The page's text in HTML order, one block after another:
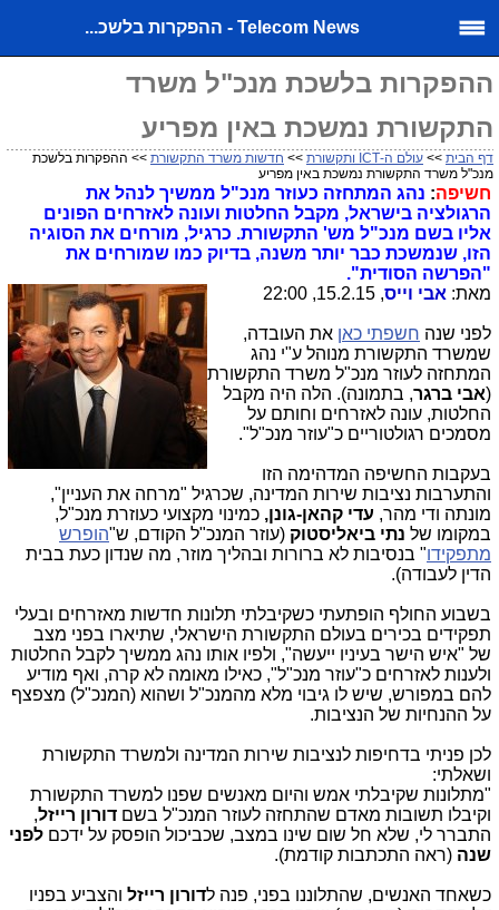
Telecom News - ההפקרות בלשכ...
ההפקרות בלשכת מנכ"ל משרד
התקשורת נמשכת באין מפריע
דף הבית >> עולם ה-ICT ותקשורת >> חדשות משרד התקשורת >> ההפקרות בלשכת
מנכ"ל משרד התקשורת נמשכת באין מפריע
חשיפה: נהג המתחזה כעוזר מנכ"ל ממשיך לנהל את
הרגולציה בישראל, מקבל החלטות ועונה לאזרחים הפונים
אליו בשם מנכ"ל מש' התקשורת. כרגיל, מורחים את הסוגיה
הזו, שנמשכת כבר יותר משנה, בדיוק כמו שמורחים את
"הפרשה הסודית".
מאת: אבי וייס, 15.2.15, 22:00
לפני שנה חשפתי כאן את העובדה,
שמשרד התקשורת מנוהל ע"י נהג
המתחזה לעוזר מנכ"ל משרד התקשורת
(אבי ברגר, בתמונה). הלה היה מקבל
החלטות, עונה לאזרחים וחותם על
מסמכים רגולטוריים כ"עוזר מנכ"ל".
בעקבות החשיפה המדהימה הזו
והתערבות נציבות שירות המדינה, שכרגיל "מרחה את העניין",
מונתה ודי מהר, עדי קהאן-גונן, כמינוי מקצועי כעוזרת מנכ"ל,
במקומו של נתי ביאליסטוק (עוזר המנכ"ל הקודם, ש"הופרש
מתפקידו" בנסיבות לא ברורות ובהליך מוזר, מה שנדון כעת בבית
הדין לעבודה).
בשבוע החולף הופתעתי כשקיבלתי תלונות חדשות מאזרחים ובעלי
תפקידים בכירים בעולם התקשורת הישראלי, שתיארו בפני מצב
של "איש הישר בעיניו ייעשה", ולפיו אותו נהג ממשיך לקבל החלטות
ולענות לאזרחים כ"עוזר מנכ"ל", כאילו מאומה לא קרה, ואף מודיע
להם במפורש, שיש לו גיבוי מלא מהמנכ"ל ושהוא (המנכ"ל) מצפצף
על ההנחיות של הנציבות.
לכן פניתי בדחיפות לנציבות שירות המדינה ולמשרד התקשורת
ושאלתי:
"מתלונות שקיבלתי אמש והיום מאנשים שפנו למשרד התקשורת
וקיבלו תשובות מאדם שהתחזה לעוזר המנכ"ל בשם דורון רייזל,
התברר לי, שלא חל שום שינו במצב, שכביכול הופסק על ידכם לפני
שנה (ראה התכתבות קודמת).
כשאחד האנשים, שהתלוננו בפני, פנה לדורון רייזל והצביע בפניו